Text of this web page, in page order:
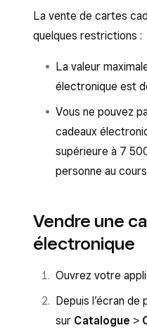
La vente de cartes
quelques restrictions :
La valeur
électronique est
Vous ne pouvez
cadeaux
supérieure à 7
personne au
Vendre une
électronique
Ouvrez votre
Depuis l’écran de
sur Catalogue >